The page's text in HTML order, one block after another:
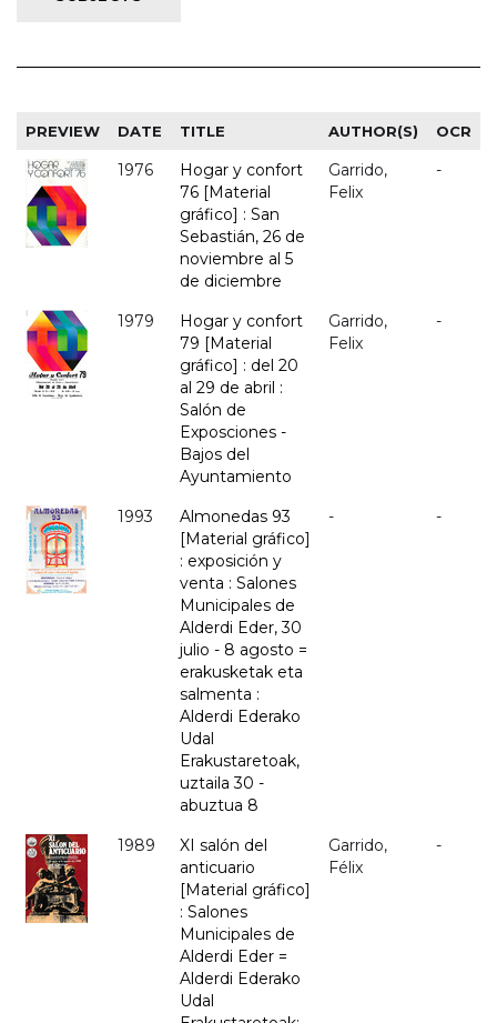
PREVIEW DATE TITLE AUTHOR(S) OCR
1976
Hogar y confort
76 [Material
gráfico] : San
Sebastián, 26 de
noviembre al 5
de diciembre
Garrido,
Felix
-
1979
Hogar y confort
79 [Material
gráfico] : del 20
al 29 de abril :
Salón de
Exposciones -
Bajos del
Ayuntamiento
Garrido,
Felix
-
1993
Almonedas 93
[Material gráfico]
: exposición y
venta : Salones
Municipales de
Alderdi Eder, 30
julio - 8 agosto =
erakusketak eta
salmenta :
Alderdi Ederako
Udal
Erakustaretoak,
uztaila 30 -
abuztua 8
- -
1989
XI salón del
anticuario
[Material gráfico]
: Salones
Municipales de
Alderdi Eder =
Alderdi Ederako
Udal
Garrido,
Félix
-